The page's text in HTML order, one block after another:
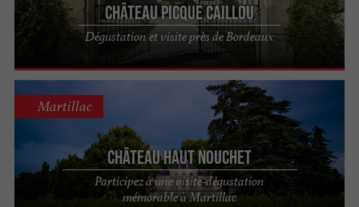
Château Picque Caillou
Dégustation et visite près de Bordeaux
Château Haut Nouchet
Participez à une visite-dégustation
mémorable à Martillac
Martillac